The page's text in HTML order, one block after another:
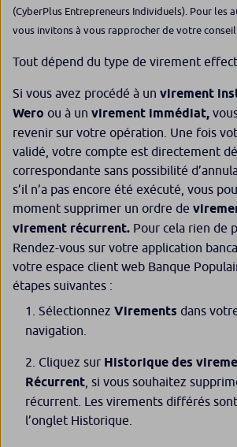
(CyberPlus Entrepreneurs Individuels). Pour les
vous invitons à vous rapprocher de votre
Tout dépend du type de virement
Si vous avez procédé à un virement
Wero ou à un virement immédiat,
revenir sur votre opération. Une fois
validé, votre compte est directement
correspondante sans possibilité
s’il n’a pas encore été exécuté, vous
moment supprimer un ordre de
virement récurrent. Pour cela rien de
Rendez-vous sur votre application
votre espace client web Banque
étapes suivantes :
Sélectionnez Virements dans
navigation.
Cliquez sur Historique des
Récurrent , si vous souhaitez
récurrent. Les virements différés
l’onglet Historique.